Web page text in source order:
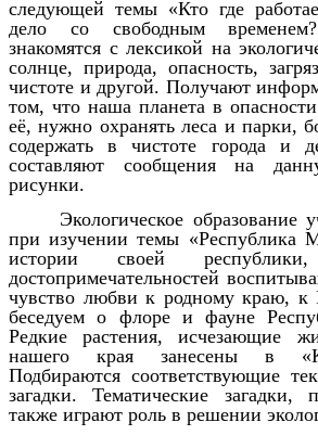
следующей темы «Кто где
дело со свободным
знакомятся с лексикой на
солнце, природа, опасность,
чистоте и другой. Получают
том, что наша планета в
её, нужно охранять леса и парки,
содержать в чистоте города и
составляют сообщения на
рисунки.
Экологическое образование
при изучении темы «Республика
истории своей
достопримечательностей
чувство любви к родному краю, к
беседуем о флоре и фауне
Редкие растения, исчезающие
нашего края занесены в
Подбираются соответствующие
загадки. Тематические загадки,
также играют роль в решении